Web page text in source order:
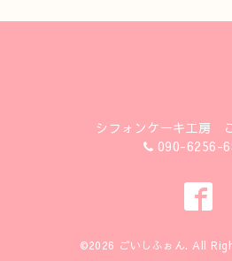
シフォンケーキ工房
090-6256-
©2026 ごいしふぉん. All